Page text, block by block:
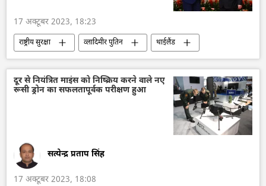
17 अक्टूबर 2023, 18:23
राष्ट्रीय सुरक्षा व्लादिमीर पुतिन
थाईलैंड
रूस
द्विपक्षीय रिश्ते
द्विपक्षीय व्यापार
पर्यटन
समुद्री पर्यटन
रूसी संघीय सुरक्षा सेवा (एफएसबी)
दूर से नियंत्रित माइंस को निष्क्रिय करने वाले नए
रूसी ड्रोन का सफलतापूर्वक परीक्षण हुआ
सत्येन्द्र प्रताप सिंह
17 अक्टूबर 2023, 18:08